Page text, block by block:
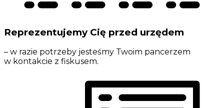
Reprezentujemy Cię przed urzędem
– w razie potrzeby jesteśmy Twoim pancerzem
w kontakcie z fiskusem.